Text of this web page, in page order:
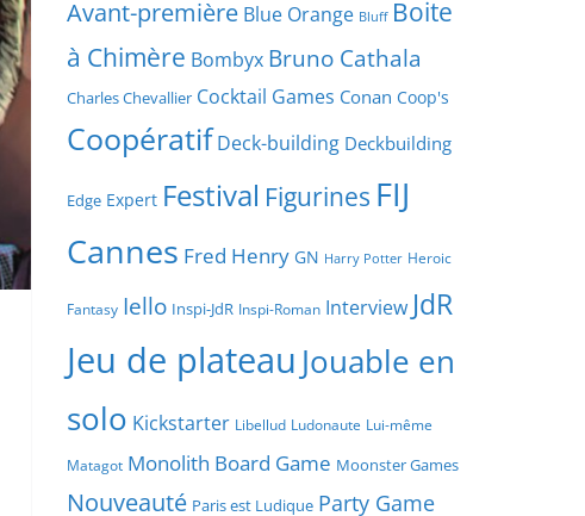
Avant-première Blue Orange Bluff Boite
à Chimère Bombyx Bruno Cathala
Charles Chevallier Cocktail Games Conan Coop's
Coopératif Deck-building Deckbuilding
Edge Expert Festival Figurines FIJ
Cannes Fred Henry GN Harry Potter Heroic
Fantasy Iello Inspi-JdR Inspi-Roman Interview JdR
Jeu de plateau Jouable en
solo Kickstarter Libellud Ludonaute Lui-même
Matagot Monolith Board Game Moonster Games
Nouveauté Paris est Ludique Party Game